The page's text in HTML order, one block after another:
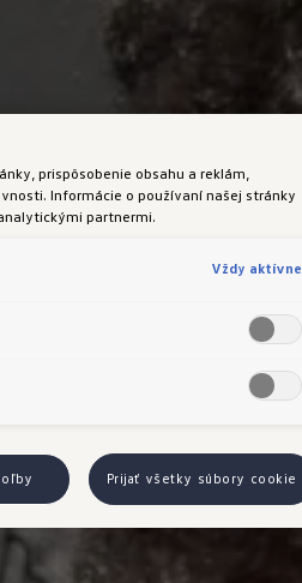
prispôsobenie obsahu a reklám,
Informácie o používaní našej stránky
partnermi.
Vždy aktívne
Prijať všetky súbory cookie